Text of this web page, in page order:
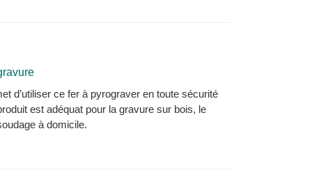
d’utiliser ce fer à pyrograver en toute sécurité
est adéquat pour la gravure sur bois, le
à domicile.